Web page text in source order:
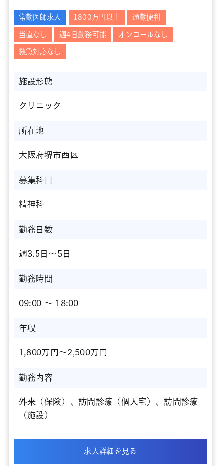
常勤医師求人 1800万円以上 通勤便利
当直なし 週4日勤務可能 オンコールなし
救急対応なし
施設形態
クリニック
所在地
大阪府堺市西区
募集科目
精神科
勤務日数
週3.5日～5日
勤務時間
09:00 〜 18:00
年収
1,800万円～2,500万円
勤務内容
外来（保険）、訪問診療（個人宅）、訪問診療
（施設）
求人詳細を見る